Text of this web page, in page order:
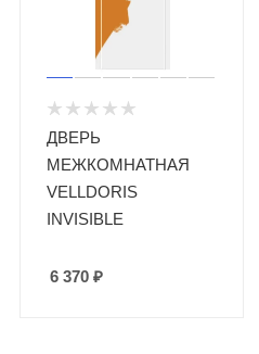
ДВЕРЬ
МЕЖКОМНАТНАЯ
VELLDORIS
INVISIBLE
6 370 ₽